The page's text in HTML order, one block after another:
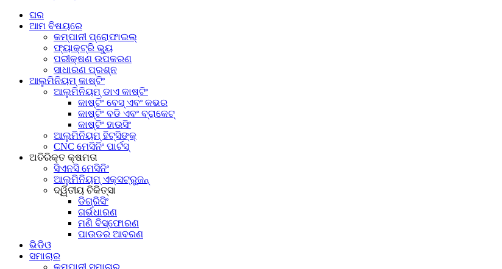
ଘର
ଆମ ବିଷୟରେ
କମ୍ପାନୀ ପ୍ରୋଫାଇଲ୍
ଫ୍ୟାକ୍ଟ୍ରି ଭ୍ୟୁ
ପରୀକ୍ଷଣ ଉପକରଣ
ସାଧାରଣ ପ୍ରଶ୍ନ
ଆଲୁମିନିୟମ୍ କାଷ୍ଟିଂ
ଆଲୁମିନିୟମ୍ ଡାଏ କାଷ୍ଟିଂ
କାଷ୍ଟିଂ ବେସ୍ ଏବଂ କଭର
କାଷ୍ଟିଂ ବଡି ଏବଂ ବ୍ରାକେଟ୍
କାଷ୍ଟିଂ ହାଉସିଂ
ଆଲୁମିନିୟମ୍ ହିଟ୍ସିଙ୍କ୍
CNC ମେସିନିଂ ପାର୍ଟସ୍
ଅତିରିକ୍ତ କ୍ଷମତା
ସିଏନସି ମେସିନିଂ
ଆଲୁମିନିୟମ୍ ଏକ୍ସଟ୍ରୁଜନ୍
ଦ୍ୱିତୀୟ ଚିକିତ୍ସା
ଡିଗ୍ରିସିଂ
ଗର୍ଭଧାରଣ
ମଣି ବିସ୍ଫୋରଣ
ପାଉଡର ଆବରଣ
ଭିଡିଓ
ସମାଚାର
କମ୍ପାନୀ ସମାଚାର